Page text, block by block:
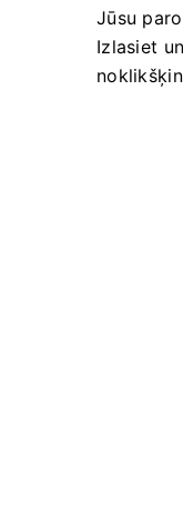
Jūsu
Izlasiet